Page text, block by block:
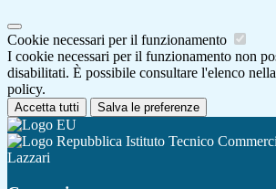
Cookie necessari per il funzionamento
I cookie necessari per il funzionamento non
disabilitati. È possibile consultare l'elenco
policy.
Accetta tutti Salva le preferenze
Istituto Tecnico
Lazzari